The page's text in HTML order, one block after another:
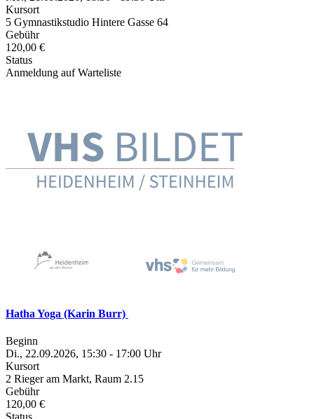
Kursort
5 Gymnastikstudio Hintere Gasse 64
Gebühr
120,00 €
Status
Anmeldung auf Warteliste
Hatha Yoga (Karin Burr)
Beginn
Di., 22.09.2026, 15:30 - 17:00 Uhr
Kursort
2 Rieger am Markt, Raum 2.15
Gebühr
120,00 €
Status